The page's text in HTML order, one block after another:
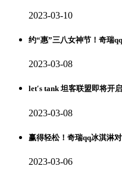
2023-03-10
约“惠”三八女神节！奇瑞
2023-03-08
let′s tank 坦客联盟即将开
2023-03-08
赢得轻松！奇瑞qq冰淇淋
2023-03-06